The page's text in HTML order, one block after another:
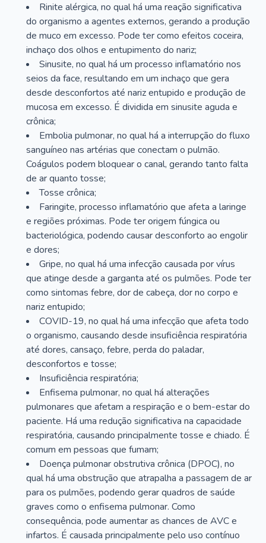
Rinite alérgica, no qual há uma reação significativa
do organismo a agentes externos, gerando a produção
de muco em excesso. Pode ter como efeitos coceira,
inchaço dos olhos e entupimento do nariz;
Sinusite, no qual há um processo inflamatório nos
seios da face, resultando em um inchaço que gera
desde desconfortos até nariz entupido e produção de
mucosa em excesso. É dividida em sinusite aguda e
crônica;
Embolia pulmonar, no qual há a interrupção do fluxo
sanguíneo nas artérias que conectam o pulmão.
Coágulos podem bloquear o canal, gerando tanto falta
de ar quanto tosse;
Tosse crônica;
Faringite, processo inflamatório que afeta a laringe
e regiões próximas. Pode ter origem fúngica ou
bacteriológica, podendo causar desconforto ao engolir
e dores;
Gripe, no qual há uma infecção causada por vírus
que atinge desde a garganta até os pulmões. Pode ter
como sintomas febre, dor de cabeça, dor no corpo e
nariz entupido;
COVID-19, no qual há uma infecção que afeta todo
o organismo, causando desde insuficiência respiratória
até dores, cansaço, febre, perda do paladar,
desconfortos e tosse;
Insuficiência respiratória;
Enfisema pulmonar, no qual há alterações
pulmonares que afetam a respiração e o bem-estar do
paciente. Há uma redução significativa na capacidade
respiratória, causando principalmente tosse e chiado. É
comum em pessoas que fumam;
Doença pulmonar obstrutiva crônica (DPOC), no
qual há uma obstrução que atrapalha a passagem de ar
para os pulmões, podendo gerar quadros de saúde
graves como o enfisema pulmonar. Como
consequência, pode aumentar as chances de AVC e
infartos. É causada principalmente pelo uso contínuo